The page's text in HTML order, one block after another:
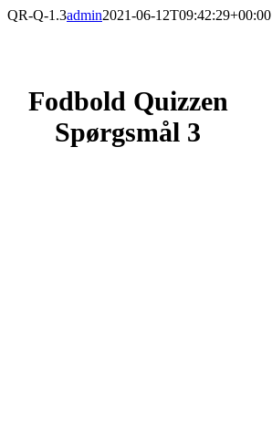
Skip
QR-Q-1.3admin2021-06-12T09:42:29+00:00
Fodbold Quizzen
Spørgsmål 3